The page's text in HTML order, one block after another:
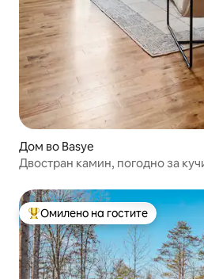
Дом во Basye
Двостран камин, погодно за
Меѓу најуспешните „Омилени на
Омилено на гостите